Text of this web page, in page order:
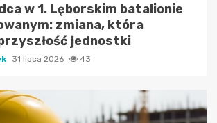
w 1. Lęborskim batalionie
zmiana, która
jednostki
31 lipca 2026 43